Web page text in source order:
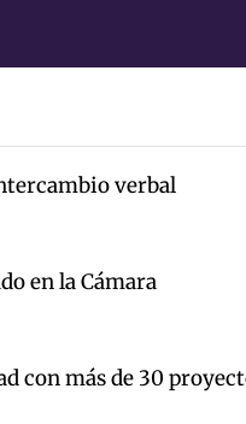
verbal
en la Cámara
con más de 30